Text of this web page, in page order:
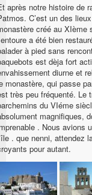
après notre histoire de
C’est un des
créé au XIème
a été bien
à pied sans
est dèja fort
diurne et
monastère, qui passe
très peu fréquenté. Le
du VIéme
magnifiques,
. Nous avions
. que nenni, attendez
pour autant.